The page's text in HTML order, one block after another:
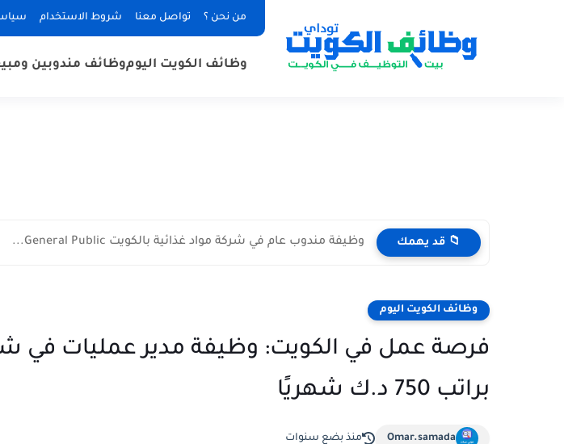
من نحن ؟ تواصل معنا شروط الاستخدام
وظائف الكويت اليوموظائف مندوبين
📁 قد يهمك وظيفة مندوب عام في شركة مواد غذائية بالكويت General Public...
وظائف الكويت اليوم
فرصة عمل في الكويت: وظيفة مدير عمليات في
براتب 750 د.ك شهريًا
Omar.samada منذ بضع سنوات